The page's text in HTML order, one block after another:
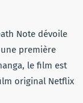
Note dévoile
première
le film est
original Netflix